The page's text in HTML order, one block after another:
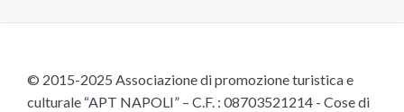
© 2015-2025 Associazione di promozione turistica e
culturale “APT NAPOLI” – C.F. : 08703521214 - Cose di